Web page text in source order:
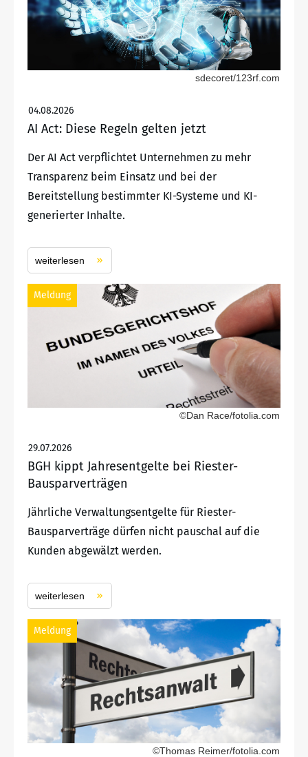
sdecoret/123rf.com
04.08.2026
AI Act: Diese Regeln gelten jetzt
Der AI Act verpflichtet Unternehmen zu mehr
Transparenz beim Einsatz und bei der
Bereitstellung bestimmter KI-Systeme und KI-
generierter Inhalte.
weiterlesen
Meldung
©Dan Race/fotolia.com
29.07.2026
BGH kippt Jahresentgelte bei Riester-
Bausparverträgen
Jährliche Verwaltungsentgelte für Riester-
Bausparverträge dürfen nicht pauschal auf die
Kunden abgewälzt werden.
weiterlesen
Meldung
©Thomas Reimer/fotolia.com